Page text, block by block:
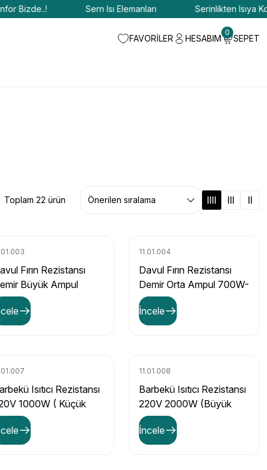
Sern Isı Elemanları Serinlikten Isıya
FAVORİLER HESABIM SEPET
0
Toplam 22 ürün
Fırın Rezistansı
Büyük Ampul
8,5Mm
11.01.004
Davul Fırın Rezistansı
Demir Orta Ampul 700W-
8,5Mm
İncele
Isıtıcı Rezistansı
1000W ( Küçük
11.01.008
Barbekü Isıtıcı Rezistansı
220V 2000W (Büyük
Flans)
İncele